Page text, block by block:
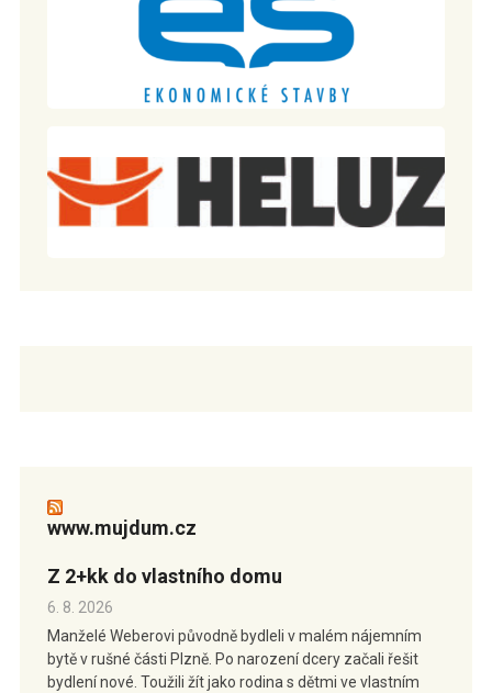
www.mujdum.cz
Z 2+kk do vlastního domu
6. 8. 2026
Manželé Weberovi původně bydleli v malém nájemním
bytě v rušné části Plzně. Po narození dcery začali řešit
bydlení nové. Toužili žít jako rodina s dětmi ve vlastním